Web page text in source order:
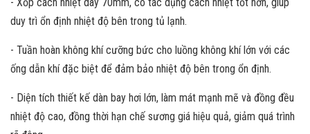
duy trì ổn định nhiệt độ bên trong tủ lạnh.
- Tuần hoàn không khí cưỡng bức cho luồng không khí lớn với các
ống dẫn khí đặc biệt để đảm bảo nhiệt độ bên trong ổn định.
- Diện tích thiết kế dàn bay hơi lớn, làm mát mạnh mẽ và đồng đều
nhiệt độ cao, đồng thời hạn chế sương giá hiệu quả, giảm quá trình